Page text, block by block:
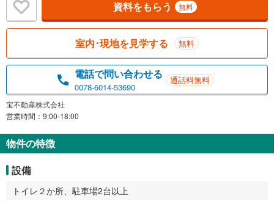
資料をもらう 無料
室内･現地を見学する 無料
電話で問い合わせる
0078-6014-53690
通話料無料
宝不動産株式会社
営業時間：9:00-18:00
物件の特徴
設備
トイレ２か所、駐車場2台以上